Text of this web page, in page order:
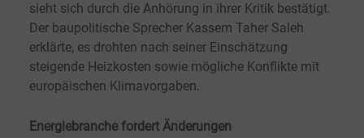
sieht sich durch die Anhörung in ihrer Kritik bestätigt.
Der baupolitische Sprecher Kassem Taher Saleh
erklärte, es drohten nach seiner Einschätzung
steigende Heizkosten sowie mögliche Konflikte mit
europäischen Klimavorgaben.
Energiebranche fordert Änderungen